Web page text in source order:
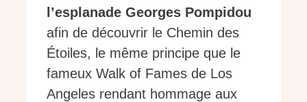
l’esplanade Georges Pompidou
afin de découvrir le Chemin des
Étoiles, le même principe que le
fameux Walk of Fames de Los
Angeles rendant hommage aux